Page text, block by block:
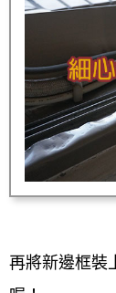
再將新邊框裝